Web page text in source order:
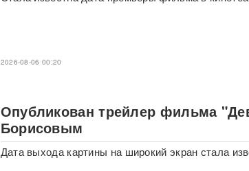
2026-08-06 00:20
Опубликован трейлер фильма
Борисовым
Дата выхода картины на широкий экран стала